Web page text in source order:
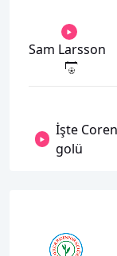
Sam Larsson
İşte
golü